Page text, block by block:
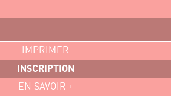
IMPRIMER
INSCRIPTION
EN SAVOIR +